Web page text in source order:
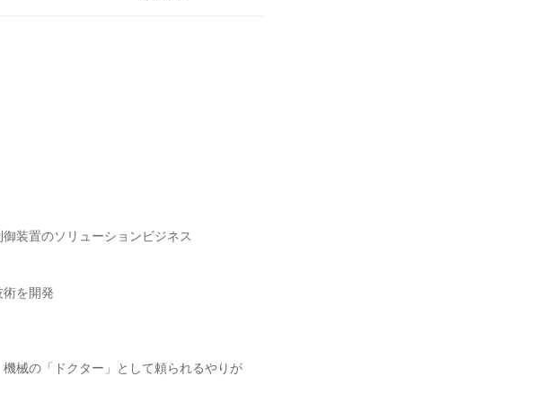
装置のソリューションビジネス
を開発
械の「ドクター」として頼られるやりが